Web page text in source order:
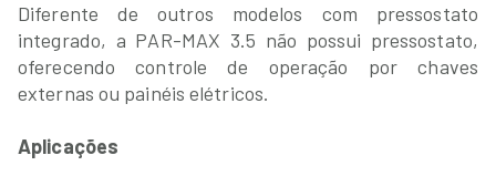
Diferente de outros modelos com pressostato
integrado, a PAR-MAX 3.5 não possui pressostato,
oferecendo controle de operação por chaves
externas ou painéis elétricos.
Aplicações